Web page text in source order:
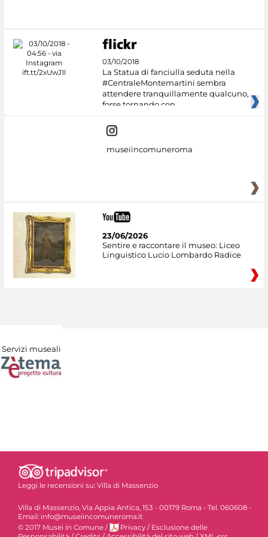
03/10/2018
La Statua di fanciulla seduta nella
#CentraleMontemartini sembra
attendere tranquillamente qualcuno,
forse tornando con
museiincomuneroma
23/06/2026
Sentire e raccontare il museo: Liceo
Linguistico Lucio Lombardo Radice
Servizi museali
Leggi le recensioni su: Villa di Massenzio
Villa di Massenzio, Via Appia Antica, 153 - 00179 Roma - Tel. 060608 -
Email: info@museiincomuneroma.it
© 2017 Musei in Comune / Privacy / Esclusione delle